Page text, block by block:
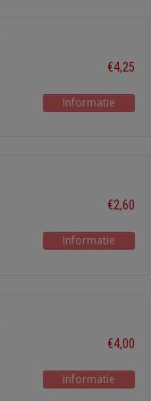
€4,25
Informatie
€2,60
Informatie
€4,00
Informatie